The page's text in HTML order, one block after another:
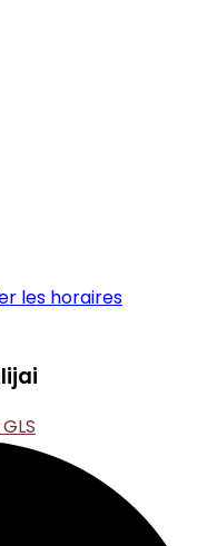
les horaires